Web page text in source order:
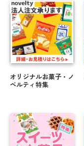
オリジナルお菓子・ノ
ベルティ特集